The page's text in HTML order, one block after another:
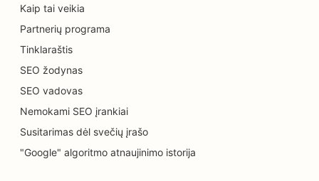
SEO automobilių salonams
Valymo paslaugų SEO
SEO chiropraktikams
SEO kačių kavinėms
Cheminio šveitimo paslaugų SEO
SEO drabužių parduotuvėms
Kaip tai veikia
Partnerių programa
Tinklaraštis
SEO žodynas
SEO vadovas
Nemokami SEO įrankiai
Susitarimas dėl svečių įrašo
"Google" algoritmo atnaujinimo istorija